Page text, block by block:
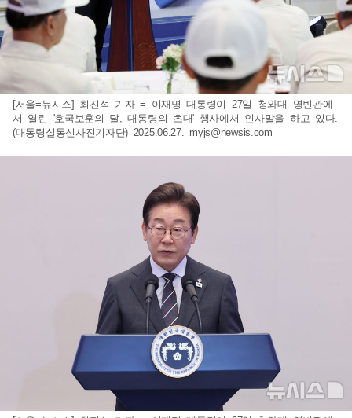
[서울=뉴시스] 최진석 기자 = 이재명 대통령이 27일 청와대 영빈관에
서 열린 '호국보훈의 달, 대통령의 초대' 행사에서 인사말을 하고 있다.
(대통령실통신사진기자단) 2025.06.27. myjs@newsis.com